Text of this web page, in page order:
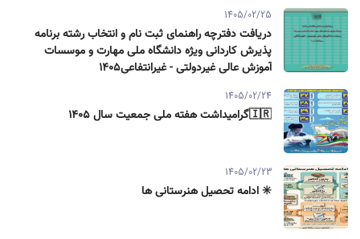
1405/02/25
دریافت دفترچه راهنمای ثبت نام و انتخاب رشته برنامه
پذیرش کاردانی ویژه دانشگاه ملی مهارت و موسسات
آموزش عالی غیردولتی - غیرانتفاعی1405
1405/02/24
🇮🇷گرامیداشت هفته ملی جمعیت سال ۱۴۰۵
1405/02/23
✳️ ادامه تحصیل هنرستانی ها